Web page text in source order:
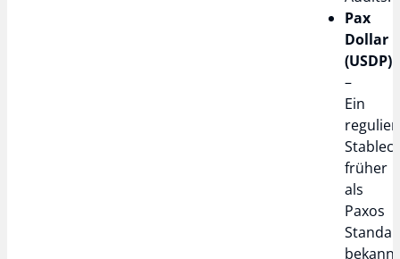
Pax
Dollar
(USDP)
–
Ein
früher
als
Paxos